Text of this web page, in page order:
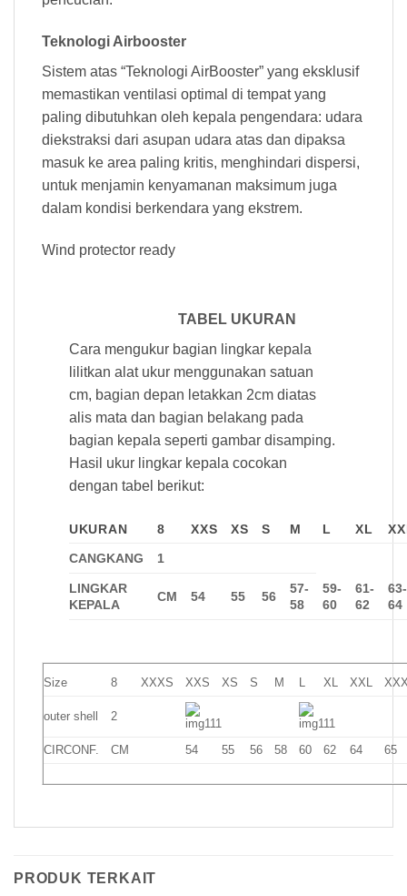
Teknologi Airbooster
Sistem atas “Teknologi AirBooster” yang eksklusif
memastikan ventilasi optimal di tempat yang
paling dibutuhkan oleh kepala pengendara: udara
diekstraksi dari asupan udara atas dan dipaksa
masuk ke area paling kritis, menghindari dispersi,
untuk menjamin kenyamanan maksimum juga
dalam kondisi berkendara yang ekstrem.
Wind protector ready
TABEL UKURAN
Cara mengukur bagian lingkar kepala
lilitkan alat ukur menggunakan satuan
cm, bagian depan letakkan 2cm diatas
alis mata dan bagian belakang pada
bagian kepala seperti gambar disamping.
Hasil ukur lingkar kepala cocokan
dengan tabel berikut:
UKURAN 8 XXS XS S M L XL
CANGKANG
1
LINGKAR
KEPALA
CM 54 55 56
57-
58
59-
60
61-
62
63-
64
Size 8 XXXS XXS XS S M L XL XXL
outer shell 2
CIRCONF. CM 54 55 56 58 60 62 64 65
PRODUK TERKAIT